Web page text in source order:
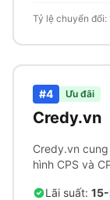
Tỷ lệ chuyển đổi:
#4 Ưu đãi
Credy.vn
Credy.vn
hình CPS và
Lãi suất: